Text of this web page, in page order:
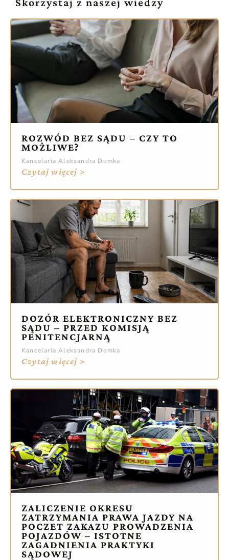
ROZWÓD BEZ SĄDU – CZY TO
MOŻLIWE?
Kancelaria Aleksandra Domka
Czytaj więcej >
DOZÓR ELEKTRONICZNY BEZ
SĄDU – PRZED KOMISJĄ
PENITENCJARNĄ
Kancelaria Aleksandra Domka
Czytaj więcej >
ZALICZENIE OKRESU
ZATRZYMANIA PRAWA JAZDY NA
POCZET ZAKAZU PROWADZENIA
POJAZDÓW – ISTOTNE
ZAGADNIENIA PRAKTYKI
SĄDOWEJ